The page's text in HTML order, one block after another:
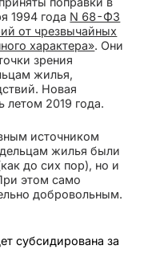
1994 года N 68-ФЗ
от чрезвычайных
характера». Они
зрения
жилья,
Новая
летом 2019 года.
источником
жилья были
до сих пор), но и
этом само
добровольным.
субсидирована за